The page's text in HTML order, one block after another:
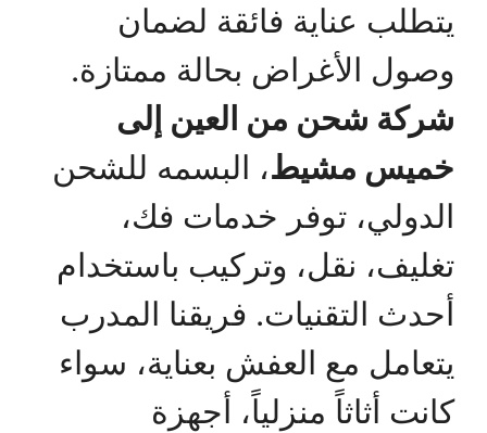
يتطلب عناية فائقة لضمان
وصول الأغراض بحالة ممتازة.
شركة شحن من العين إلى
خميس مشيط، البسمه للشحن
الدولي، توفر خدمات فك،
تغليف، نقل، وتركيب باستخدام
أحدث التقنيات. فريقنا المدرب
يتعامل مع العفش بعناية، سواء
كانت أثاثاً منزلياً، أجهزة